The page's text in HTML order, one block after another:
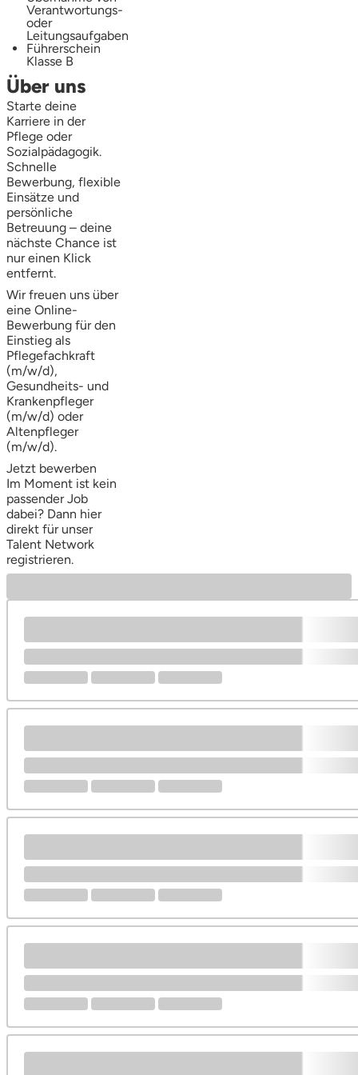
Verantwortungs-
oder
Leitungsaufgaben
Führerschein
Klasse B
Über uns
Starte deine
Karriere in der
Pflege oder
Sozialpädagogik.
Schnelle
Bewerbung, flexible
Einsätze und
persönliche
Betreuung – deine
nächste Chance ist
nur einen Klick
entfernt.
Wir freuen uns über
eine Online-
Bewerbung für den
Einstieg als
Pflegefachkraft
(m/w/d),
Gesundheits- und
Krankenpfleger
(m/w/d) oder
Altenpfleger
(m/w/d).
Jetzt bewerben
Im Moment ist kein
passender Job
dabei? Dann hier
direkt für unser
Talent Network
registrieren.